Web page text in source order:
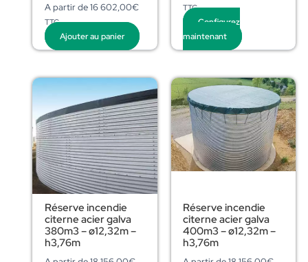
A partir de16 602,00€
TTC
Ajouter au panier
TTC
Configurez
maintenant
Réserve incendie
citerne acier galva
380m3 – ø12,32m –
h3,76m
Réserve incendie
citerne acier galva
400m3 – ø12,32m –
h3,76m